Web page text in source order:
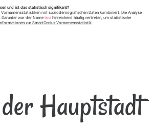
und ist das statistisch signifikant?
Vornamensstatistiken mit soziodemografischen Daten kombiniert. Die Analyse
Darunter war der Name Isra hinreichend häufig vertreten, um statistische
zur SmartGenius-Vornamensstatistik.
Hauptstadt